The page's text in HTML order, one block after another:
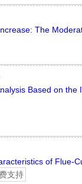
The
Based on
of Flue-
支持